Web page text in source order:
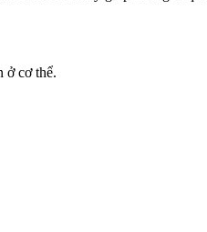
ở c‌ơ th‌ể.